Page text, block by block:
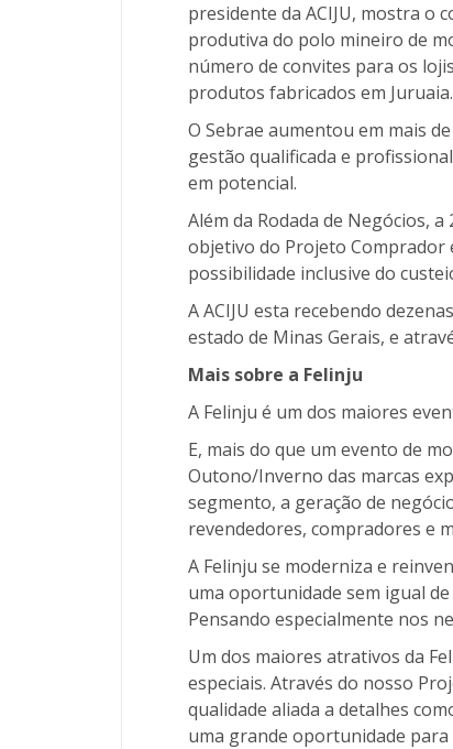
presidente da ACIJU, mostra o
produtiva do polo mineiro de
número de convites para os
produtos fabricados em Juruaia.
O Sebrae aumentou em mais
gestão qualificada e
em potencial.
Além da Rodada de Negócios,
objetivo do Projeto Comprador
possibilidade inclusive do
A ACIJU esta recebendo
estado de Minas Gerais, e
Mais sobre a Felinju
A Felinju é um dos maiores
E, mais do que um evento de
Outono/Inverno das marcas
segmento, a geração de
revendedores, compradores e
A Felinju se moderniza e
uma oportunidade sem igual
Pensando especialmente nos
Um dos maiores atrativos da
especiais. Através do nosso
qualidade aliada a detalhes
uma grande oportunidade